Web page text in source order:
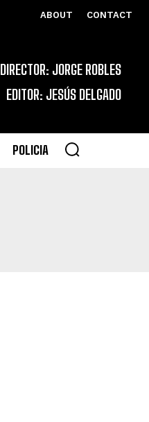
ABOUT CONTACT
DIRECTOR: JORGE ROBLES
EDITOR: JESÚS DELGADO
POLICIA